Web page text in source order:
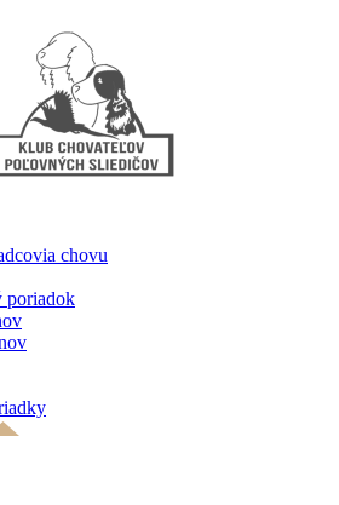
chovu
poriadok